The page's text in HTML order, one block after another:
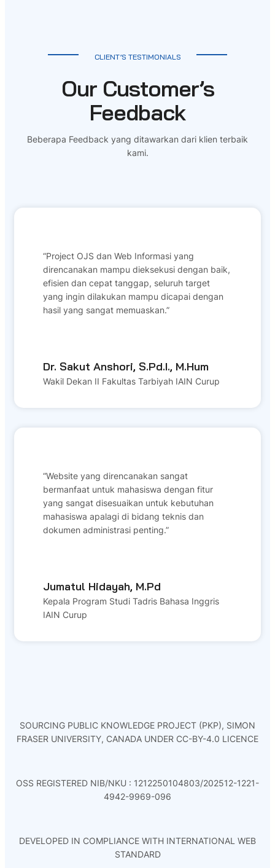
CLIENT’S TESTIMONIALS
Our Customer’s
Feedback
Beberapa Feedback yang ditawarkan dari klien terbaik
kami.
“Project OJS dan Web Informasi yang
direncanakan mampu dieksekusi dengan baik,
efisien dan cepat tanggap, seluruh target
yang ingin dilakukan mampu dicapai dengan
hasil yang sangat memuaskan.”
Dr. Sakut Anshori, S.Pd.I., M.Hum
Wakil Dekan II Fakultas Tarbiyah IAIN Curup
“Website yang direncanakan sangat
bermanfaat untuk mahasiswa dengan fitur
yang sangat disesuaikan untuk kebutuhan
mahasiswa apalagi di bidang teknis dan
dokumen administrasi penting.”
Jumatul Hidayah, M.Pd
Kepala Program Studi Tadris Bahasa Inggris
IAIN Curup
SOURCING PUBLIC KNOWLEDGE PROJECT (PKP), SIMON
FRASER UNIVERSITY, CANADA UNDER CC-BY-4.0 LICENCE
OSS REGISTERED NIB/NKU : 1212250104803/202512-1221-
4942-9969-096
DEVELOPED IN COMPLIANCE WITH INTERNATIONAL WEB
STANDARD